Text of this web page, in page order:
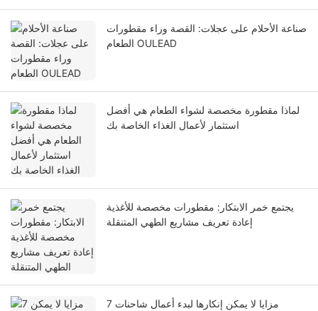
صناعة الأحلام على عجلات: القصة وراء مقطورات
الطعام OULEAD
لماذا مقطورة مخصصة لشواء الطعام هي أفضل
استثمار لأعمال الغذاء الخاصة بك
يجتمع خمر الابتكار: مقطورات مخصصة للأغذية
إعادة تعريف مشاريع الطهي المتنقلة
7 مزايا لا يمكن إنكارها لبدء أعمال شاحنات